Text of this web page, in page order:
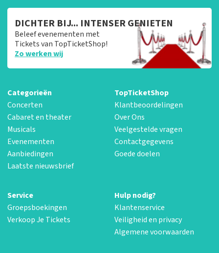
DICHTER BIJ... INTENSER GENIETEN
Beleef evenementen met
Tickets van TopTicketShop!
Zo werken wij
Categorieën
Concerten
Cabaret en theater
Musicals
Evenementen
Aanbiedingen
Laatste nieuwsbrief
TopTicketShop
Klantbeoordelingen
Over Ons
Veelgestelde vragen
Contactgegevens
Goede doelen
Service
Groepsboekingen
Verkoop Je Tickets
Hulp nodig?
Klantenservice
Veiligheid en privacy
Algemene voorwaarden